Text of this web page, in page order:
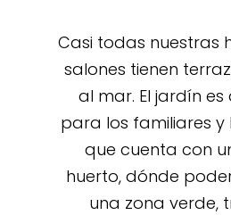
Casi todas nuestras
salones tienen
al mar. El jardín es
para los familiares y
que cuenta con
huerto, dónde
una zona verde,